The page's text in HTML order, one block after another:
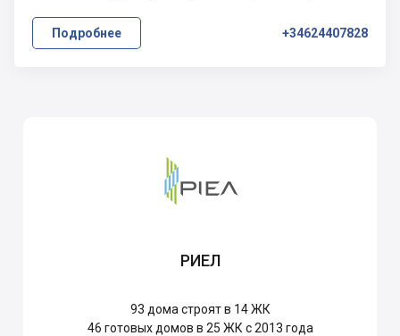
Подробнее +34624407828
РИЕЛ
93 дома строят в 14 ЖК
46 готовых домов в 25 ЖК с 2013 года